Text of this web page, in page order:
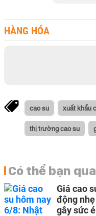
HÀNG HÓA
cao su xuất khẩu
thị trường cao su
Có thể bạn
Giá cao
động
gây sức